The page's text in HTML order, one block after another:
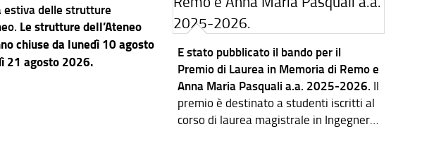
estiva delle strutture
Le strutture dell’Ateneo
chiuse da lunedì 10 agosto
21 agosto 2026.
E stato pubblicato il bando per il
Premio di Laurea in Memoria di Remo e
Anna Maria Pasquali a.a. 2025-2026. Il
premio è destinato a studenti iscritti al
corso di laurea magistrale in Ingegneria